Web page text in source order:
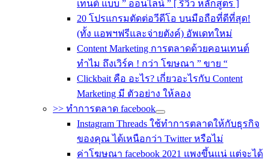
เทนต์ แบบ ” ออนไลน์ ” [ รีวิว หลักสูตร ]
20 โปรแกรมตัดต่อวีดีโอ บนมือถือที่ดีที่สุด!
(ทั้ง แอพฯฟรีและจ่ายตังค์) อัพเดทใหม่
Content Marketing การตลาดด้วยคอนเทนต์
ทำไม ถึงเวิร์ค ! กว่า โฆษณา ” ขาย “
Clickbait คือ อะไร? เกี่ยวอะไรกับ Content
Marketing มี ตัวอย่าง ให้ลอง
>> ทำการตลาด facebook
Instagram Threads ใช้ทำการตลาดให้กับธุรกิจ
ของคุณ ได้เหนือกว่า Twitter หรือไม่
ค่าโฆษณา facebook 2021 แพงขึ้นแน่ แต่จะได้